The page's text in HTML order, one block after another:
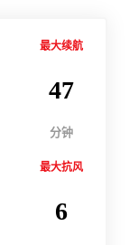
最大续航
47
分钟
最大抗风
6